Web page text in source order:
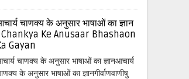
चाणक्य के अनुसार भाषाओं का ज्ञान
| Chankya Ke Anusaar Bhashaon
Gayan
चाणक्य के अनुसार भाषाओं का ज्ञानआचार्य
के अनुसार भाषाओं का ज्ञानगीर्वाणवाणीषु